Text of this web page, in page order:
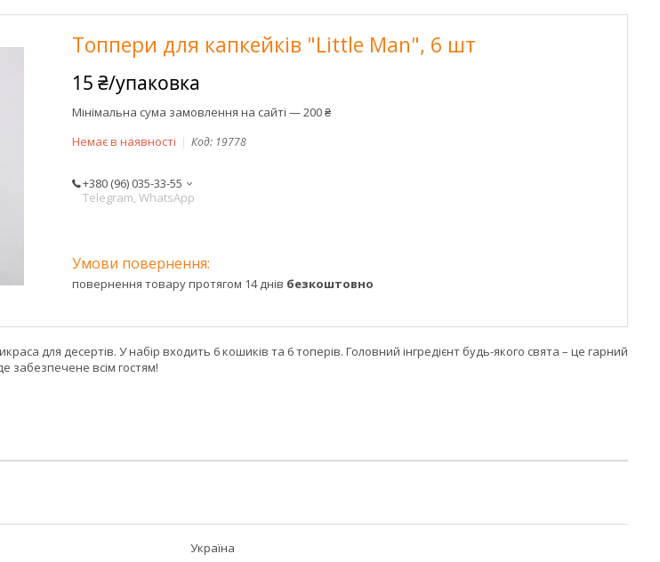
Топпери для капкейків "Little Man", 6 шт
15 ₴/упаковка
Мінімальна сума замовлення на сайті — 200 ₴
Немає в наявності
Код: 19778
+380 (96) 035-33-55
Telegram, WhatsApp
повернення товару протягом 14 днів безкоштовно
для десертів. У набір входить 6 кошиків та 6 топерів. Головний інгредієнт будь-якого свята – це гарний
забезпечене всім гостям!
Україна